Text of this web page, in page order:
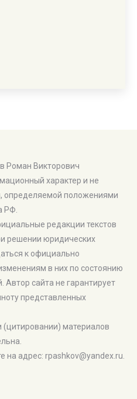
Роман Викторович
характер и не
определяемой положениями
РФ.
редакции текстов
решении юридических
к официально
в них по состоянию
сайта не гарантирует
представленных
материалов
на адрес: rpashkov@yandex.ru.